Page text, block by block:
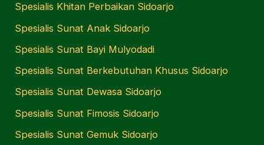
Spesialis Khitan Perbaikan Sidoarjo
Spesialis Sunat Anak Sidoarjo
Spesialis Sunat Bayi Mulyodadi
Spesialis Sunat Berkebutuhan Khusus Sidoarjo
Spesialis Sunat Dewasa Sidoarjo
Spesialis Sunat Fimosis Sidoarjo
Spesialis Sunat Gemuk Sidoarjo